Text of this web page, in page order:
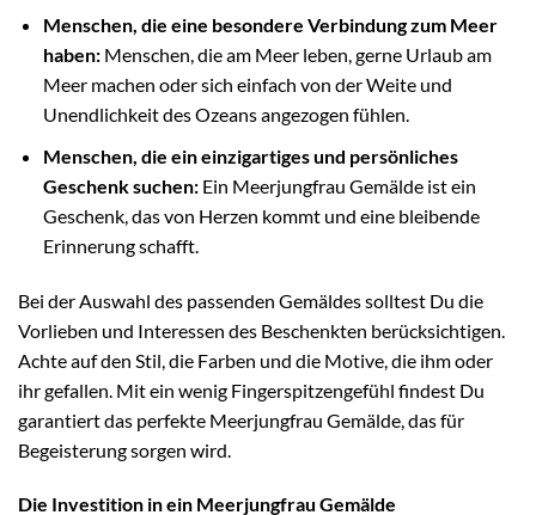
Menschen, die eine besondere Verbindung zum Meer
haben:Menschen, die am Meer leben, gerne Urlaub am
Meer machen oder sich einfach von der Weite und
Unendlichkeit des Ozeans angezogen fühlen.
Menschen, die ein einzigartiges und persönliches
Geschenk suchen:Ein Meerjungfrau Gemälde ist ein
Geschenk, das von Herzen kommt und eine bleibende
Erinnerung schafft.
Bei der Auswahl des passenden Gemäldes solltest Du die
Vorlieben und Interessen des Beschenkten berücksichtigen.
Achte auf den Stil, die Farben und die Motive, die ihm oder
ihr gefallen. Mit ein wenig Fingerspitzengefühl findest Du
garantiert das perfekte Meerjungfrau Gemälde, das für
Begeisterung sorgen wird.
Die Investition in ein Meerjungfrau Gemälde